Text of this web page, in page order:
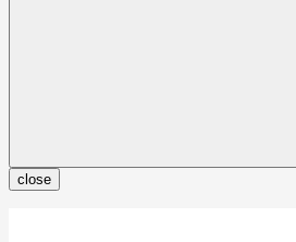
close